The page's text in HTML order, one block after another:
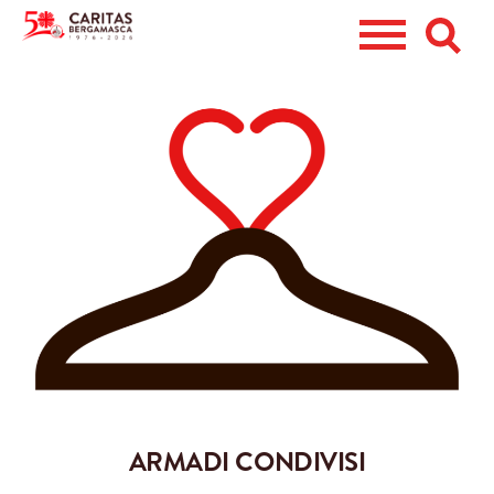
CERCHI AIUTO?
DIVENTA VOLONTARIO
RACCOLTA ABITI
ARMADI CONDIVISI